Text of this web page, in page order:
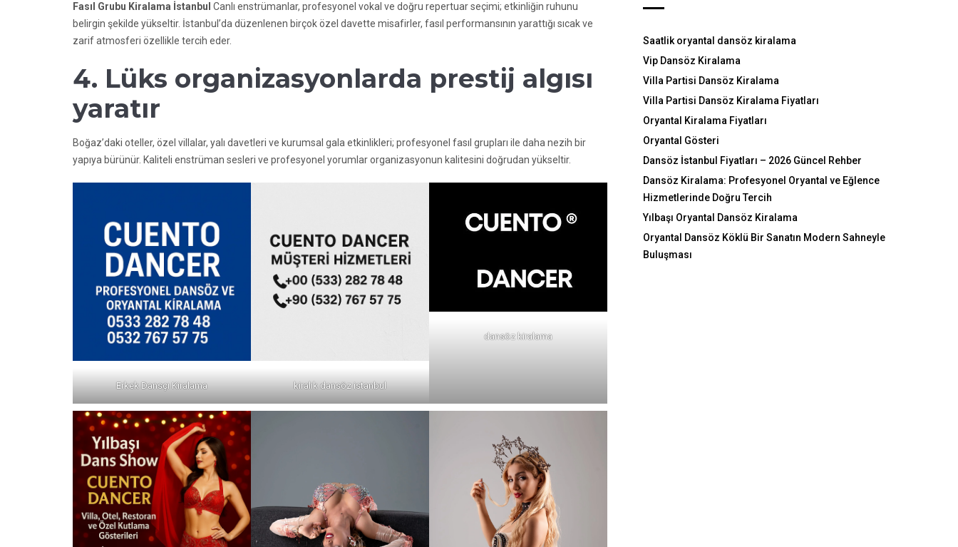
Fasıl Grubu Kiralama İstanbul Canlı enstrümanlar, profesyonel vokal ve doğru repertuar seçimi; etkinliğin ruhunu
belirgin şekilde yükseltir. İstanbul’da düzenlenen birçok özel davette misafirler, fasıl performansının yarattığı sıcak ve
zarif atmosferi özellikle tercih eder.
4. Lüks organizasyonlarda prestij algısı
yaratır
Boğaz’daki oteller, özel villalar, yalı davetleri ve kurumsal gala etkinlikleri; profesyonel fasıl grupları ile daha nezih bir
yapıya bürünür. Kaliteli enstrüman sesleri ve profesyonel yorumlar organizasyonun kalitesini doğrudan yükseltir.
Erkek Dansçı Kiralama kiralık dansöz istanbul
dansöz kiralama
Saatlik oryantal dansöz kiralama
Vip Dansöz Kiralama
Villa Partisi Dansöz Kiralama
Villa Partisi Dansöz Kiralama Fiyatları
Oryantal Kiralama Fiyatları
Oryantal Gösteri
Dansöz İstanbul Fiyatları – 2026 Güncel Rehber
Dansöz Kiralama: Profesyonel Oryantal ve Eğlence
Hizmetlerinde Doğru Tercih
Yılbaşı Oryantal Dansöz Kiralama
Oryantal Dansöz Köklü Bir Sanatın Modern Sahneyle
Buluşması